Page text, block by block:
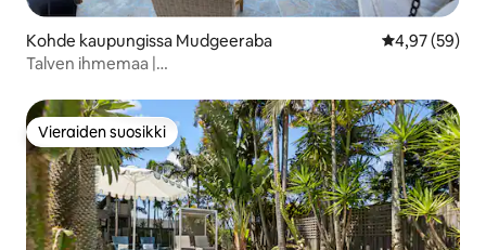
Kohde kaupungissa Mudgeeraba
4,97 (59)
Talven ihmemaa |
Vieraiden suosikki
Vieraiden suosikki